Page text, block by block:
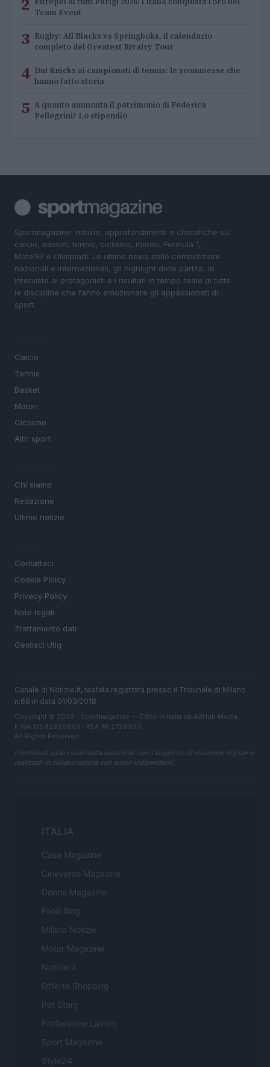
Team Event
3 Rugby: All Blacks vs Springboks, il calendario
completo del Greatest Rivalry Tour
4 Dai Knicks ai campionati di tennis: le scommesse che
hanno fatto storia
5 A quanto ammonta il patrimonio di Federica
Pellegrini? Lo stipendio
Sportmagazine: notizie, approfondimenti e classifiche su
calcio, basket, tennis, ciclismo, motori, Formula 1,
MotoGP e Olimpiadi. Le ultime news dalle competizioni
nazionali e internazionali, gli highlight delle partite, le
interviste ai protagonisti e i risultati in tempo reale di tutte
le discipline che fanno emozionare gli appassionati di
sport.
Calcio
Tennis
Basket
Motori
Ciclismo
Altri sport
Chi siamo
Redazione
Ultime notizie
Contattaci
Cookie Policy
Privacy Policy
Note legali
Trattamento dati
Gestisci Utiq
Canale di Notizie.it, testata registrata presso il Tribunale di Milano
n.68 in data 01/03/2018
Copyright © 2026 · Sportmagazine — Edito in Italia da AdHub Media
P.IVA 13542920965 · REA MI 2729933
All Rights Reserved
I contenuti sono curati dalla redazione con il supporto di strumenti digitali e
realizzati in collaborazione con autori indipendenti.
ITALIA
Casa Magazine
Cineverse Magazine
Donne Magazine
Food Blog
Milano Notizie
Motor Magazine
Notizie.it
Offerte Shopping
Pet Story
Professione Lavoro
Sport Magazine
Style24